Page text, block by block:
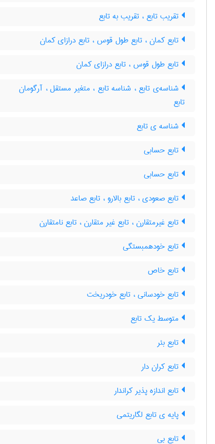
تقریب تابع ، تقریب به تابع
تابع کمان ، تابع طول قوس ، تابع درازای کمان
تابع طول قوس ، تابع درازای کمان
شناسه‌ی تابع ، شناسه تابع ، متغیر مستقل ، آرگومان
تابع
شناسه ی تابع
تابع حسابی
تابع حسابی
تابع صعودی ، تابع بالارو ، تابع صاعد
تابع غیرمتقارن ، تابع غیر متقارن ، تابع نامتقارن
تابع خودهمبستگی
تابع خاص
تابع خودسانی ، تابع خودریخت
متوسط یک تابع
تابع بئر
تابع کران دار
تابع اندازه پذیر کراندار
پایه ی تابع لگاریتمی
تابع بی